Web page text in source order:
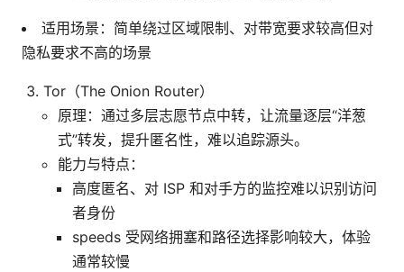
适用场景：简单绕过区域限制、对带宽要求较高但对
隐私要求不高的场景
Tor（The Onion Router）
原理：通过多层志愿节点中转，让流量逐层“洋葱
式”转发，提升匿名性，难以追踪源头。
能力与特点：
高度匿名、对 ISP 和对手方的监控难以识别访问
者身份
speeds 受网络拥塞和路径选择影响较大，体验
通常较慢